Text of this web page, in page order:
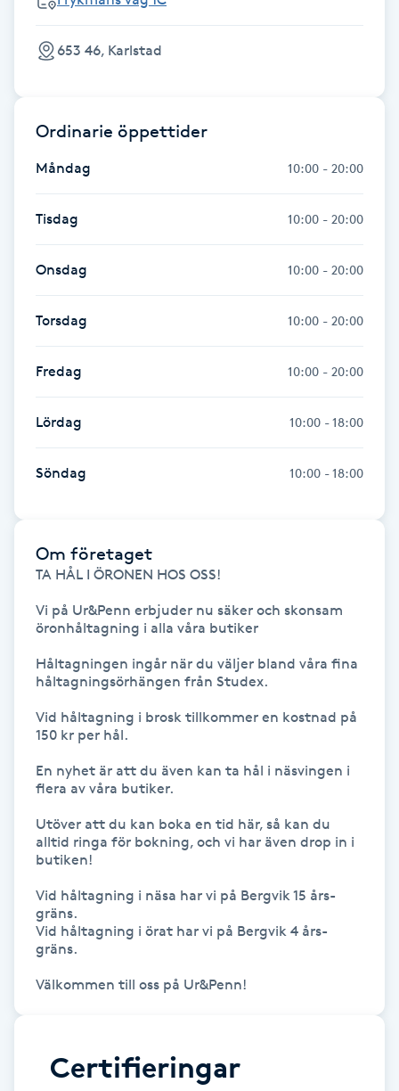
Fransborttagning
Fransfärgning
Fransförlängning
Fransförlängning Megavolym
Fransförlängning Volym
Fransk manikyr
Fransrengöring
Frekvensterapi
Friskvård
Friskvårdsmassage
Frisör
Funktionsanalys
Färgning
Föning
Gel naglar
Gelenaglar
Gellack
653 46, Karlstad
Ordinarie öppettider
Måndag 10:00 - 20:00
Tisdag 10:00 - 20:00
Onsdag 10:00 - 20:00
Torsdag 10:00 - 20:00
Fredag 10:00 - 20:00
Lördag 10:00 - 18:00
Söndag 10:00 - 18:00
Om företaget
TA HÅL I ÖRONEN HOS OSS!
Vi på Ur&Penn erbjuder nu säker och skonsam
öronhåltagning i alla våra butiker
Håltagningen ingår när du väljer bland våra fina
håltagningsörhängen från Studex.
Vid håltagning i brosk tillkommer en kostnad på
150 kr per hål.
En nyhet är att du även kan ta hål i näsvingen i
flera av våra butiker.
Utöver att du kan boka en tid här, så kan du
alltid ringa för bokning, och vi har även drop in i
butiken!
Vid håltagning i näsa har vi på Bergvik 15 års-
gräns.
Vid håltagning i örat har vi på Bergvik 4 års-
gräns.
Välkommen till oss på Ur&Penn!
Certifieringar